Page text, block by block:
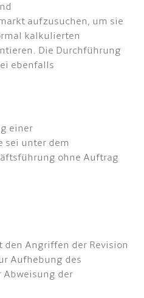
aufzusuchen, um sie
kalkulierten
Die Durchführung
ebenfalls
einer
sei unter dem
ohne Auftrag
Angriffen der Revision
Aufhebung des
der